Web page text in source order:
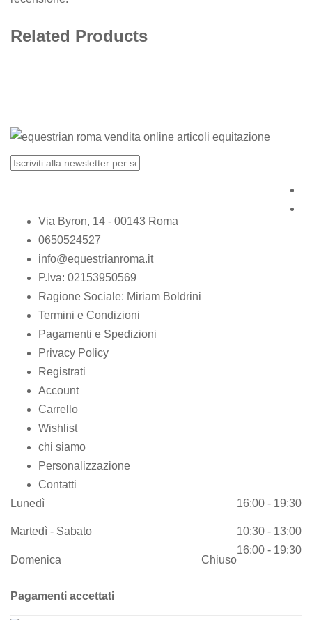
Related Products
Via Byron, 14 - 00143 Roma
0650524527
info@equestrianroma.it
P.Iva: 02153950569
Ragione Sociale: Miriam Boldrini
Termini e Condizioni
Pagamenti e Spedizioni
Privacy Policy
Registrati
Account
Carrello
Wishlist
chi siamo
Personalizzazione
Contatti
Lunedì
16:00 - 19:30
Martedì - Sabato
10:30 - 13:00
16:00 - 19:30
Domenica Chiuso
Pagamenti accettati